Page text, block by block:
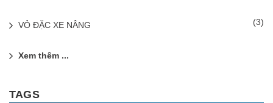
VỎ ĐẶC XE NÂNG (3)
Xem thêm ...
TAGS